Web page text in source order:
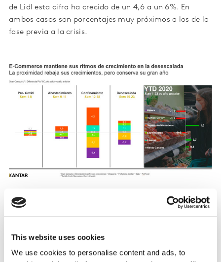
This website uses cookies
We use cookies to personalise content and ads, to
de Lidl esta cifra ha crecido de un 4,6 a un 6%. En
ambos casos son porcentajes muy próximos a los de la
fase previa a la crisis.
A pesar de que estamos en un escenario en el que